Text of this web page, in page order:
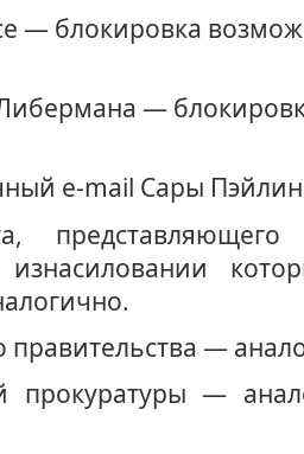
— блокировка
—
e-mail Сары
правительства —
прокуратуры —